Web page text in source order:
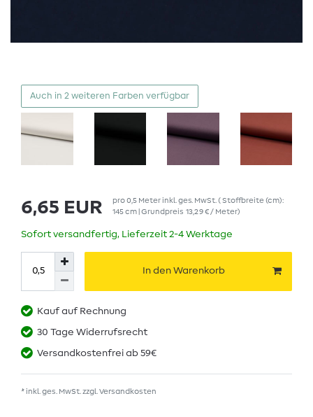
Auch in 2 weiteren Farben verfügbar
6,65 EUR pro0,5 Meterinkl. ges. MwSt. ( Stoffbreite (cm):
145 cm | Grundpreis 13,29 € / Meter)
Sofort versandfertig, Lieferzeit 2-4 Werktage
In den Warenkorb
Kauf auf Rechnung
30 Tage Widerrufsrecht
Versandkostenfrei ab 59€
* inkl. ges. MwSt. zzgl. Versandkosten